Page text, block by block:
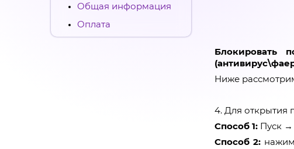
Общая информация
Оплата
Блокировать
Ниже
4. Для открытия
Способ 1: Пуск →
Способ 2: